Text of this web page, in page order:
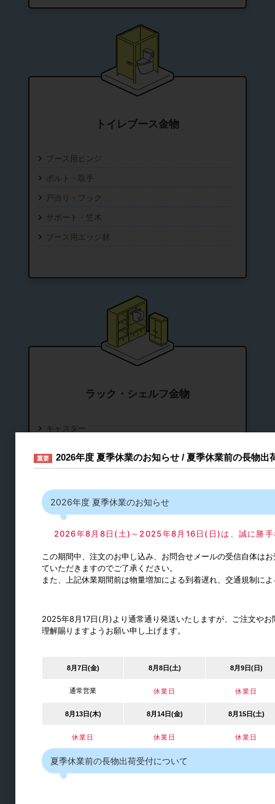
トイレブース金物
ブース用ヒンジ
ボルト・取手
戸当り・フック
サポート・笠木
ブース用エッジ材
ラック・シェルフ金物
キャスター
シリンダー錠・引き出し錠
フック
締結・ジョイント
棚柱・持ち送り
通気口・ガラリ
水平収納
重要 2026年度 夏季休業のお知らせ / 夏季休業前の長物出
2026年度 夏季休業のお知らせ
2026年8月8日(土)～2025年8月16日(日)は、誠に勝手
この期間中、注文のお申し込み、お問合せメールの受信自体は
ていただきますのでご了承ください。
また、上記休業期間前は物量増加による到着遅れ、交通規制に
2025年8月17日(月)より通常通り発送いたしますが、ご注文や
理解賜りますようお願い申し上げます。
8月7日(金) 8月8日(土) 8月9日(日)
通常営業 休業日 休業日
8月13日(木) 8月14日(金) 8月15日(土)
休業日 休業日 休業日
夏季休業前の長物出荷受付について